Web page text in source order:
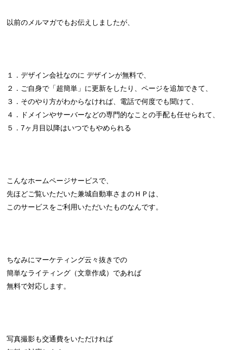
以前のメルマガでもお伝えしましたが、
１．デザイン会社なのに デザインが無料で、
２．ご自身で「超簡単」に更新をしたり、ページを追加できて、
３．そのやり方がわからなければ、電話で何度でも聞けて、
４．ドメインやサーバーなどの専門的なことの手配も任せられて、
５．7ヶ月目以降はいつでもやめられる
こんなホームページサービスで、
先ほどご覧いただいた兼城自動車さまのＨＰは、
このサービスをご利用いただいたものなんです。
ちなみにマーケティング云々抜きでの
簡単なライティング（文章作成）であれば
無料で対応します。
写真撮影も交通費をいただければ